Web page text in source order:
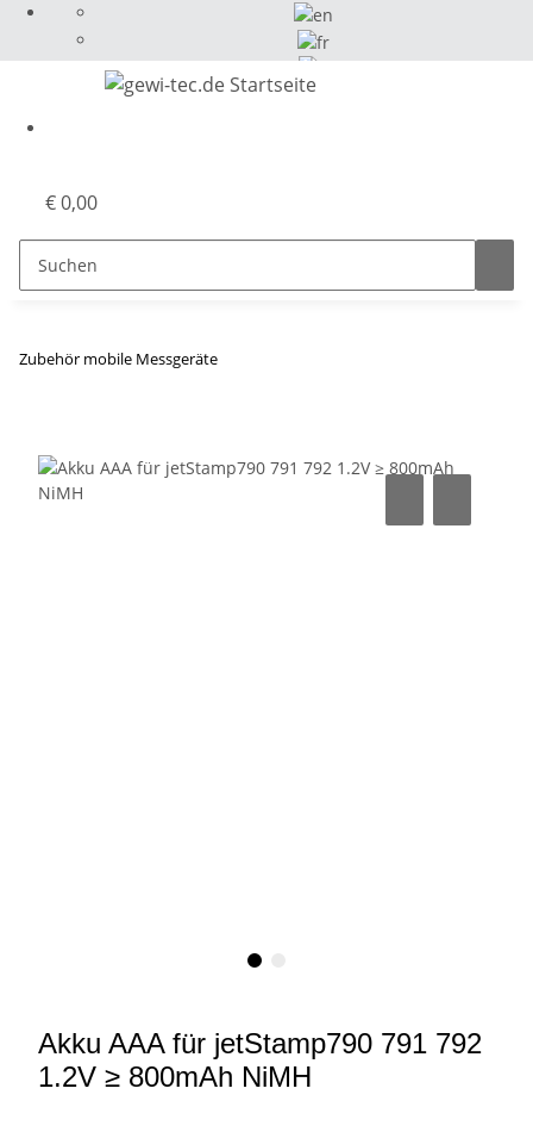
€ 0,00
Zubehör mobile Messgeräte
Akku AAA für jetStamp790 791 792
1.2V ≥ 800mAh NiMH